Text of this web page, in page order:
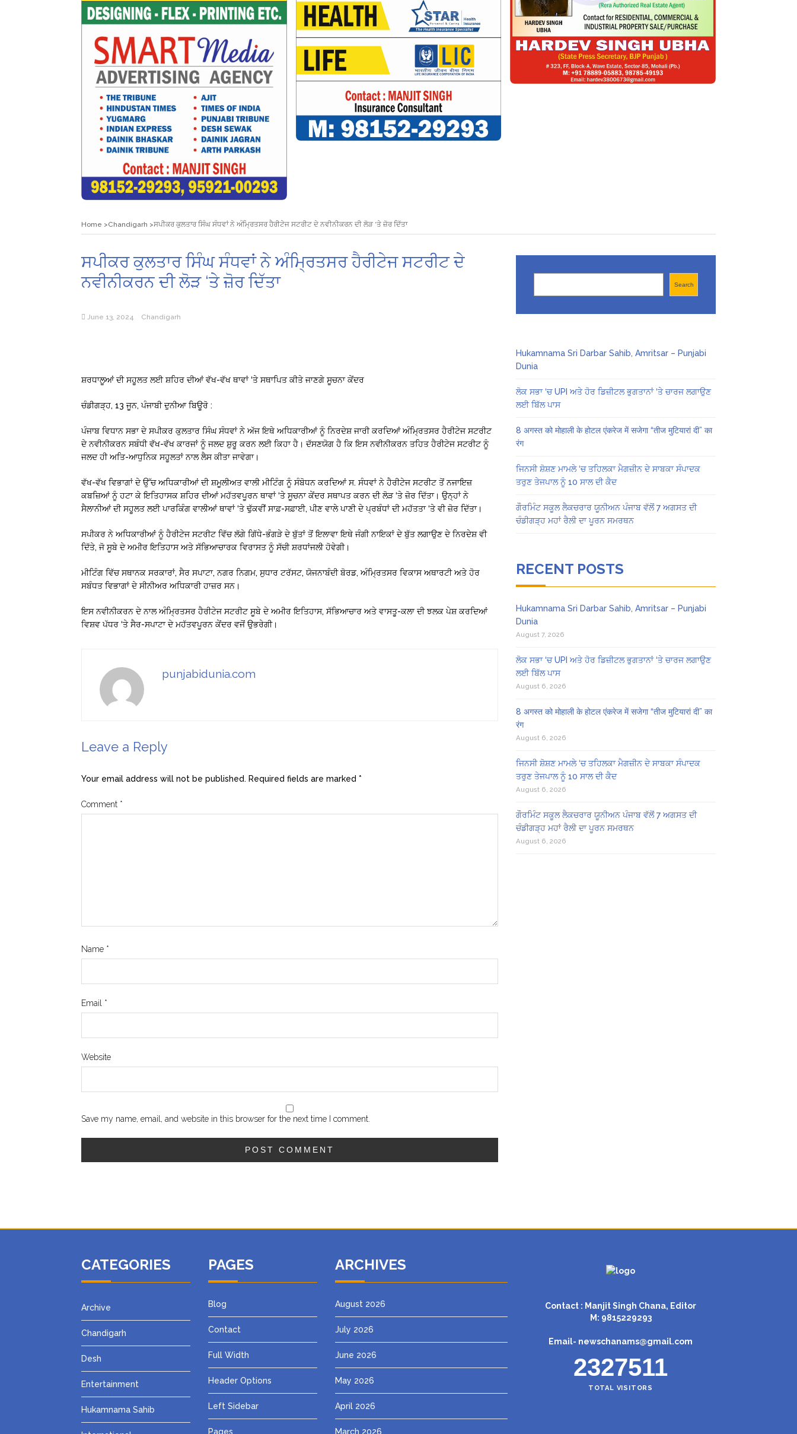
Home Chandigarh ਸਪੀਕਰ ਕੁਲਤਾਰ ਸਿੰਘ ਸੰਧਵਾਂ ਨੇ ਅੰਮ੍ਰਿਤਸਰ ਹੈਰੀਟੇਜ ਸਟਰੀਟ ਦੇ ਨਵੀਨੀਕਰਨ ਦੀ ਲੋੜ ‘ਤੇ ਜ਼ੋਰ ਦਿੱਤਾ
ਸਪੀਕਰ ਕੁਲਤਾਰ ਸਿੰਘ ਸੰਧਵਾਂ ਨੇ ਅੰਮ੍ਰਿਤਸਰ ਹੈਰੀਟੇਜ ਸਟਰੀਟ ਦੇ
ਨਵੀਨੀਕਰਨ ਦੀ ਲੋੜ ‘ਤੇ ਜ਼ੋਰ ਦਿੱਤਾ
June 13, 2024 Chandigarh
ਸ਼ਰਧਾਲੂਆਂ ਦੀ ਸਹੂਲਤ ਲਈ ਸ਼ਹਿਰ ਦੀਆਂ ਵੱਖ-ਵੱਖ ਥਾਵਾਂ ‘ਤੇ ਸਥਾਪਿਤ ਕੀਤੇ ਜਾਣਗੇ ਸੂਚਨਾ ਕੇਂਦਰ
ਚੰਡੀਗੜ੍ਹ, 13 ਜੂਨ, ਪੰਜਾਬੀ ਦੁਨੀਆ ਬਿਊਰੋ :
ਪੰਜਾਬ ਵਿਧਾਨ ਸਭਾ ਦੇ ਸਪੀਕਰ ਕੁਲਤਾਰ ਸਿੰਘ ਸੰਧਵਾਂ ਨੇ ਅੱਜ ਇਥੇ ਅਧਿਕਾਰੀਆਂ ਨੂੰ ਨਿਰਦੇਸ਼ ਜਾਰੀ ਕਰਦਿਆਂ ਅੰਮ੍ਰਿਤਸਰ ਹੈਰੀਟੇਜ ਸਟਰੀਟ
ਦੇ ਨਵੀਨੀਕਰਨ ਸਬੰਧੀ ਵੱਖ-ਵੱਖ ਕਾਰਜਾਂ ਨੂੰ ਜਲਦ ਸ਼ੁਰੂ ਕਰਨ ਲਈ ਕਿਹਾ ਹੈ। ਦੱਸਣਯੋਗ ਹੈ ਕਿ ਇਸ ਨਵੀਨੀਕਰਨ ਤਹਿਤ ਹੈਰੀਟੇਜ ਸਟਰੀਟ ਨੂੰ
ਜਲਦ ਹੀ ਅਤਿ-ਆਧੁਨਿਕ ਸਹੂਲਤਾਂ ਨਾਲ ਲੈਸ ਕੀਤਾ ਜਾਵੇਗਾ।
ਵੱਖ-ਵੱਖ ਵਿਭਾਗਾਂ ਦੇ ਉੱਚ ਅਧਿਕਾਰੀਆਂ ਦੀ ਸ਼ਮੂਲੀਅਤ ਵਾਲੀ ਮੀਟਿੰਗ ਨੂੰ ਸੰਬੋਧਨ ਕਰਦਿਆਂ ਸ. ਸੰਧਵਾਂ ਨੇ ਹੈਰੀਟੇਜ ਸਟਰੀਟ ਤੋਂ ਨਜਾਇਜ਼
ਕਬਜ਼ਿਆਂ ਨੂੰ ਹਟਾ ਕੇ ਇਤਿਹਾਸਕ ਸ਼ਹਿਰ ਦੀਆਂ ਮਹੱਤਵਪੂਰਨ ਥਾਵਾਂ ‘ਤੇ ਸੂਚਨਾ ਕੇਂਦਰ ਸਥਾਪਤ ਕਰਨ ਦੀ ਲੋੜ ‘ਤੇ ਜ਼ੋਰ ਦਿੱਤਾ। ਉਨ੍ਹਾਂ ਨੇ
ਸੈਲਾਨੀਆਂ ਦੀ ਸਹੂਲਤ ਲਈ ਪਾਰਕਿੰਗ ਵਾਲੀਆਂ ਥਾਵਾਂ ‘ਤੇ ਢੁੱਕਵੀਂ ਸਾਫ਼-ਸਫ਼ਾਈ, ਪੀਣ ਵਾਲੇ ਪਾਣੀ ਦੇ ਪ੍ਰਬੰਧਾਂ ਦੀ ਮਹੱਤਤਾ ‘ਤੇ ਵੀ ਜ਼ੋਰ ਦਿੱਤਾ।
ਸਪੀਕਰ ਨੇ ਅਧਿਕਾਰੀਆਂ ਨੂੰ ਹੈਰੀਟੇਜ ਸਟਰੀਟ ਵਿੱਚ ਲੱਗੇ ਗਿੱਧੇ-ਭੰਗੜੇ ਦੇ ਬੁੱਤਾਂ ਤੋਂ ਇਲਾਵਾ ਇਥੇ ਜੰਗੀ ਨਾਇਕਾਂ ਦੇ ਬੁੱਤ ਲਗਾਉਣ ਦੇ ਨਿਰਦੇਸ਼ ਵੀ
ਦਿੱਤੇ, ਜੋ ਸੂਬੇ ਦੇ ਅਮੀਰ ਇਤਿਹਾਸ ਅਤੇ ਸੱਭਿਆਚਾਰਕ ਵਿਰਾਸਤ ਨੂੰ ਸੱਚੀ ਸ਼ਰਧਾਂਜਲੀ ਹੋਵੇਗੀ।
ਮੀਟਿੰਗ ਵਿੱਚ ਸਥਾਨਕ ਸਰਕਾਰਾਂ, ਸੈਰ ਸਪਾਟਾ, ਨਗਰ ਨਿਗਮ, ਸੁਧਾਰ ਟਰੱਸਟ, ਯੋਜਨਾਬੰਦੀ ਬੋਰਡ, ਅੰਮ੍ਰਿਤਸਰ ਵਿਕਾਸ ਅਥਾਰਟੀ ਅਤੇ ਹੋਰ
ਸਬੰਧਤ ਵਿਭਾਗਾਂ ਦੇ ਸੀਨੀਅਰ ਅਧਿਕਾਰੀ ਹਾਜ਼ਰ ਸਨ।
ਇਸ ਨਵੀਨੀਕਰਨ ਦੇ ਨਾਲ ਅੰਮ੍ਰਿਤਸਰ ਹੈਰੀਟੇਜ ਸਟਰੀਟ ਸੂਬੇ ਦੇ ਅਮੀਰ ਇਤਿਹਾਸ, ਸੱਭਿਆਚਾਰ ਅਤੇ ਵਾਸਤੂ-ਕਲਾ ਦੀ ਝਲਕ ਪੇਸ਼ ਕਰਦਿਆਂ
ਵਿਸ਼ਵ ਪੱਧਰ ‘ਤੇ ਸੈਰ-ਸਪਾਟਾ ਦੇ ਮਹੱਤਵਪੂਰਨ ਕੇਂਦਰ ਵਜੋਂ ਉਭਰੇਗੀ।
punjabidunia.com
Leave a Reply
Your email address will not be published. Required fields are marked *
Comment *
Name *
Email *
Website
Save my name, email, and website in this browser for the next time I comment.
Search
Hukamnama Sri Darbar Sahib, Amritsar – Punjabi
Dunia
ਲੋਕ ਸਭਾ ‘ਚ UPI ਅਤੇ ਹੋਰ ਡਿਜ਼ੀਟਲ ਭੁਗਤਾਨਾਂ ‘ਤੇ ਚਾਰਜ ਲਗਾਉਣ
ਲਈ ਬਿੱਲ ਪਾਸ
8 अगस्त को मोहाली के होटल एंकरेज में सजेगा “तीज मुटियारां दी” का
रंग
ਜਿਨਸੀ ਸ਼ੋਸ਼ਣ ਮਾਮਲੇ ‘ਚ ਤਹਿਲਕਾ ਮੈਗਜ਼ੀਨ ਦੇ ਸਾਬਕਾ ਸੰਪਾਦਕ
ਤਰੁਣ ਤੇਜਪਾਲ ਨੂੰ 10 ਸਾਲ ਦੀ ਕੈਦ
ਗੌਰਮਿੰਟ ਸਕੂਲ ਲੈਕਚਰਾਰ ਯੂਨੀਅਨ ਪੰਜਾਬ ਵੱਲੋਂ 7 ਅਗਸਤ ਦੀ
ਚੰਡੀਗੜ੍ਹ ਮਹਾਂ ਰੈਲੀ ਦਾ ਪੂਰਨ ਸਮਰਥਨ
RECENT POSTS
Hukamnama Sri Darbar Sahib, Amritsar – Punjabi
Dunia
August 7, 2026
ਲੋਕ ਸਭਾ ‘ਚ UPI ਅਤੇ ਹੋਰ ਡਿਜ਼ੀਟਲ ਭੁਗਤਾਨਾਂ ‘ਤੇ ਚਾਰਜ ਲਗਾਉਣ
ਲਈ ਬਿੱਲ ਪਾਸ
August 6, 2026
8 अगस्त को मोहाली के होटल एंकरेज में सजेगा “तीज मुटियारां दी” का
रंग
August 6, 2026
ਜਿਨਸੀ ਸ਼ੋਸ਼ਣ ਮਾਮਲੇ ‘ਚ ਤਹਿਲਕਾ ਮੈਗਜ਼ੀਨ ਦੇ ਸਾਬਕਾ ਸੰਪਾਦਕ
ਤਰੁਣ ਤੇਜਪਾਲ ਨੂੰ 10 ਸਾਲ ਦੀ ਕੈਦ
August 6, 2026
ਗੌਰਮਿੰਟ ਸਕੂਲ ਲੈਕਚਰਾਰ ਯੂਨੀਅਨ ਪੰਜਾਬ ਵੱਲੋਂ 7 ਅਗਸਤ ਦੀ
ਚੰਡੀਗੜ੍ਹ ਮਹਾਂ ਰੈਲੀ ਦਾ ਪੂਰਨ ਸਮਰਥਨ
August 6, 2026
CATEGORIES
Archive
Chandigarh
Desh
Entertainment
Hukamnama Sahib
PAGES
Blog
Contact
Full Width
Header Options
Left Sidebar
Pages
ARCHIVES
August 2026
July 2026
June 2026
May 2026
April 2026
March 2026
Contact : Manjit Singh Chana, Editor
M: 9815229293
Email- newschanams@gmail.com
2327511
TOTAL VISITORS